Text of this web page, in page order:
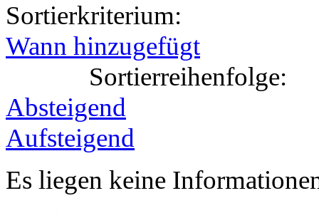
Sortierkriterium:
Wann hinzugefügt
Sortierreihenfolge:
Absteigend
Aufsteigend
Es liegen keine